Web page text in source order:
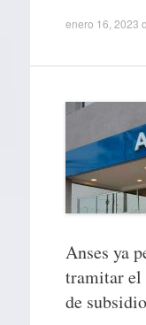
enero 16, 2023
Anses ya
tramitar el
de